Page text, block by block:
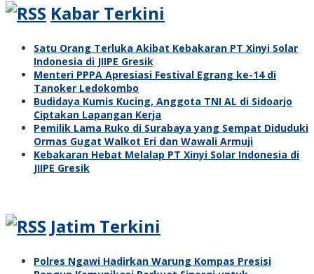
Kabar Terkini
Satu Orang Terluka Akibat Kebakaran PT Xinyi Solar
Indonesia di JIIPE Gresik
Menteri PPPA Apresiasi Festival Egrang ke-14 di
Tanoker Ledokombo
Budidaya Kumis Kucing, Anggota TNI AL di Sidoarjo
Ciptakan Lapangan Kerja
Pemilik Lama Ruko di Surabaya yang Sempat Diduduki
Ormas Gugat Walkot Eri dan Wawali Armuji
Kebakaran Hebat Melalap PT Xinyi Solar Indonesia di
JIIPE Gresik
Jatim Terkini
Polres Ngawi Hadirkan Warung Kompas Presisi